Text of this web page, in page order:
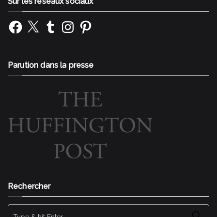
Facebook
X TumblrInstagramPinterest
Parution dans la presse
Rechercher